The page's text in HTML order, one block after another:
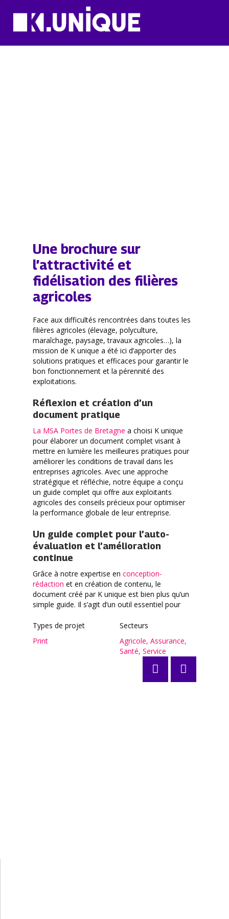
Une brochure sur
l’attractivité et
fidélisation des filières
agricoles
Face aux difficultés rencontrées dans toutes les
filières agricoles (élevage, polyculture,
maraîchage, paysage, travaux agricoles…), la
mission de K unique a été ici d’apporter des
solutions pratiques et efficaces pour garantir le
bon fonctionnement et la pérennité des
exploitations.
Réflexion et création d’un
document pratique
La MSA Portes de Bretagne a choisi K unique
pour élaborer un document complet visant à
mettre en lumière les meilleures pratiques pour
améliorer les conditions de travail dans les
entreprises agricoles. Avec une approche
stratégique et réfléchie, notre équipe a conçu
un guide complet qui offre aux exploitants
agricoles des conseils précieux pour optimiser
la performance globale de leur entreprise.
Un guide complet pour l’auto-
évaluation et l’amélioration
continue
Grâce à notre expertise en conception-
rédaction et en création de contenu, le
document créé par K unique est bien plus qu’un
simple guide. Il s’agit d’un outil essentiel pour
évaluer, à identifier leurs points forts et à
améliorés. Avec ce guide pratique entre leurs
mains, les exploitants agricoles peuvent
prendre des mesures concrètes pour créer un
environnement de travail équilibré et
Types de projet
Print
Secteurs
Agricole, Assurance,
Santé, Service